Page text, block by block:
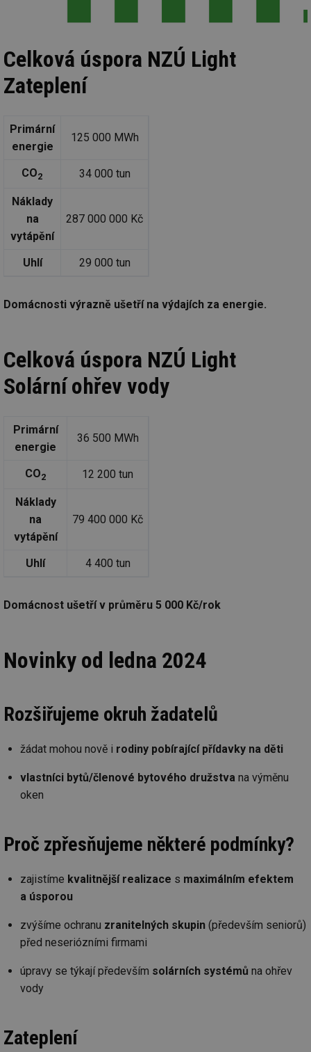
Celková úspora NZÚ Light
Zateplení
Primární
energie
125 000 MWh
CO2 34 000 tun
Náklady
na
vytápění
287 000 000 Kč
Uhlí 29 000 tun
Domácnosti výrazně ušetří na výdajích za energie.
Celková úspora NZÚ Light
Solární ohřev vody
Primární
energie
36 500 MWh
CO2 12 200 tun
Náklady
na
vytápění
79 400 000 Kč
Uhlí 4 400 tun
Domácnost ušetří v průměru 5 000 Kč/rok
Novinky od ledna 2024
Rozšiřujeme okruh žadatelů
žádat mohou nově i rodiny pobírající přídavky na děti
vlastníci bytů/členové bytového družstva na výměnu
oken
Proč zpřesňujeme některé podmínky?
zajistíme kvalitnější realizace s maximálním efektem
a úsporou
zvýšíme ochranu zranitelných skupin (především seniorů)
před neseriózními firmami
úpravy se týkají především solárních systémů na ohřev
vody
Zateplení